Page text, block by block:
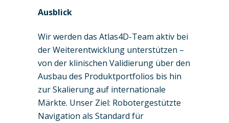
Ausblick
Wir werden das Atlas4D-Team aktiv bei
der Weiterentwicklung unterstützen –
von der klinischen Validierung über den
Ausbau des Produktportfolios bis hin
zur Skalierung auf internationale
Märkte. Unser Ziel: Robotergestützte
Navigation als Standard für